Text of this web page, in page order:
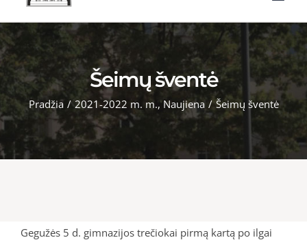
Šeimų šventė
Pradžia / 2021-2022 m. m.,Naujiena / Šeimų šventė
Gegužės 5 d. gimnazijos trečiokai pirmą kartą po ilgai